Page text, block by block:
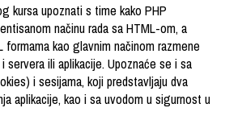
kursa upoznati s time kako PHP
načinu rada sa HTML-om, a
formama kao glavnim načinom razmene
servera ili aplikacije. Upoznaće se i sa
i sesijama, koji predstavljaju dva
aplikacije, kao i sa uvodom u sigurnost u